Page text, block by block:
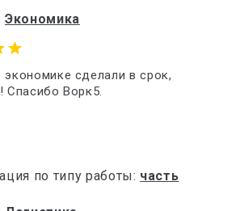
Экономика
сделали в срок,
Спасибо Ворк5.
по типу работы: часть